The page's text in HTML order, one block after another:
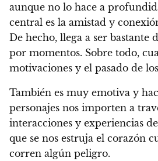
aunque no lo hace a
central es la amistad y
De hecho, llega a ser bastante
por momentos. Sobre todo,
motivaciones y el pasado de
También es muy emotiva y
personajes nos importen a
interacciones y experiencias
que se nos estruja el corazón
corren algún peligro.